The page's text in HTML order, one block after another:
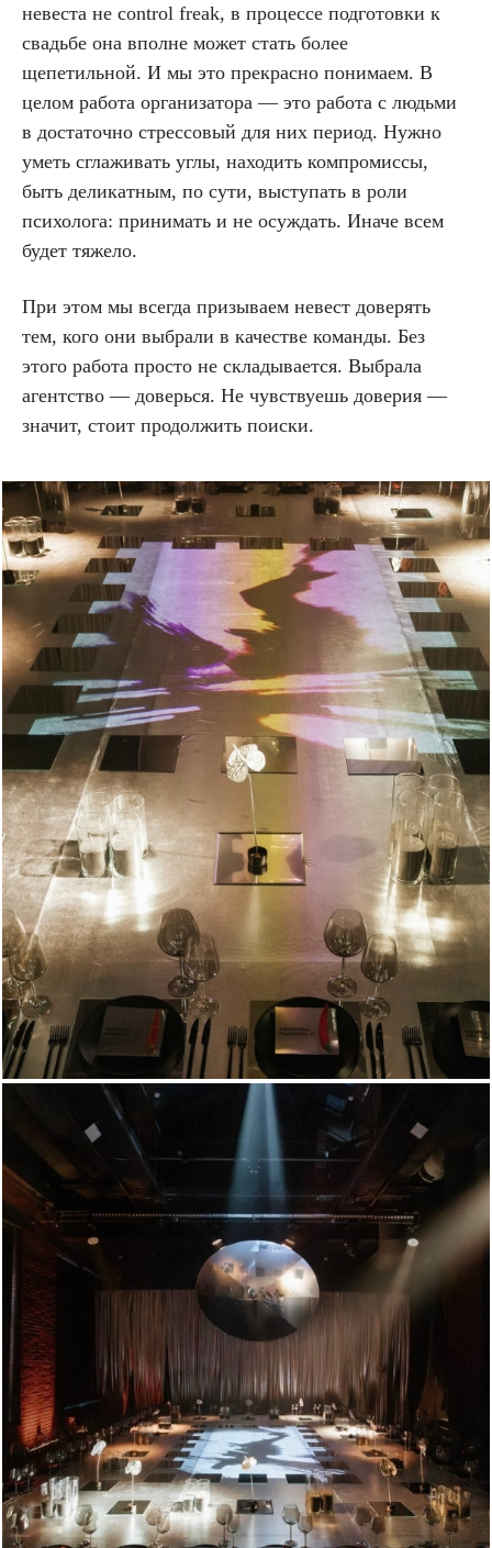
невеста не control freak, в процессе подготовки к
свадьбе она вполне может стать более
щепетильной. И мы это прекрасно понимаем. В
целом работа организатора — это работа с людьми
в достаточно стрессовый для них период. Нужно
уметь сглаживать углы, находить компромиссы,
быть деликатным, по сути, выступать в роли
психолога: принимать и не осуждать. Иначе всем
будет тяжело.
При этом мы всегда призываем невест доверять
тем, кого они выбрали в качестве команды. Без
этого работа просто не складывается. Выбрала
агентство — доверься. Не чувствуешь доверия —
значит, стоит продолжить поиски.